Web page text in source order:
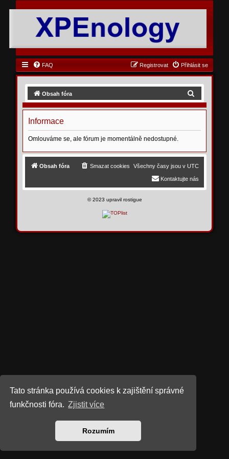
Tato stránka používá cookies k zajištění správné
funkčnosti fóra. Zjistit více
Rozumím
FAQ Přihlásit se
Registrovat
Obsah fóra
d
t
Informace
Omlouváme se, ale fórum je momentálně nedostupné.
Obsah fóra Všechny časy jsou v UTC
Smazat cookies
Kontaktujte nás
©2023 upravil rostigue